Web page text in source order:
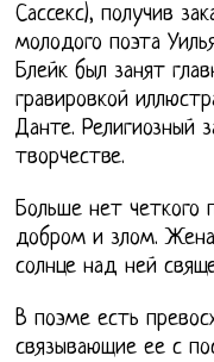
Сассекс), получив
молодого поэта
Блейк был занят
гравировкой
Данте. Религиозный
творчестве.
Больше нет четкого
добром и злом.
солнце над ней
В поэме есть
связывающие ее с